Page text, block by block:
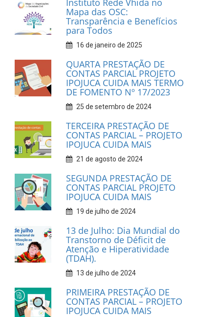
Instituto Rede Vhida no
Mapa das OSC:
Transparência e Benefícios
para Todos
16 de janeiro de 2025
QUARTA PRESTAÇÃO DE
CONTAS PARCIAL PROJETO
IPOJUCA CUIDA MAIS TERMO
DE FOMENTO Nº 17/2023
25 de setembro de 2024
TERCEIRA PRESTAÇÃO DE
CONTAS PARCIAL – PROJETO
IPOJUCA CUIDA MAIS
21 de agosto de 2024
SEGUNDA PRESTAÇÃO DE
CONTAS PARCIAL PROJETO
IPOJUCA CUIDA MAIS
19 de julho de 2024
13 de Julho: Dia Mundial do
Transtorno de Déficit de
Atenção e Hiperatividade
(TDAH).
13 de julho de 2024
PRIMEIRA PRESTAÇÃO DE
CONTAS PARCIAL – PROJETO
IPOJUCA CUIDA MAIS